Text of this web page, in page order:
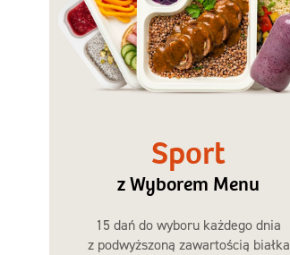
Sport
z Wyborem Menu
15 dań do wyboru każdego dnia
z podwyższoną zawartością białka